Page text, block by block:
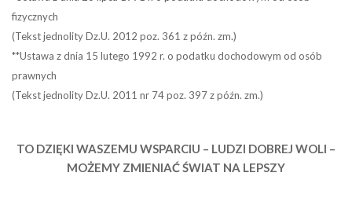
fizycznych
(Tekst jednolity Dz.U. 2012 poz. 361 z późn. zm.)
**Ustawa z dnia 15 lutego 1992 r. o podatku dochodowym od osób
prawnych
(Tekst jednolity Dz.U. 2011 nr 74 poz. 397 z późn. zm.)
TO DZIĘKI WASZEMU WSPARCIU – LUDZI DOBREJ WOLI –
MOŻEMY ZMIENIAĆ ŚWIAT NA LEPSZY